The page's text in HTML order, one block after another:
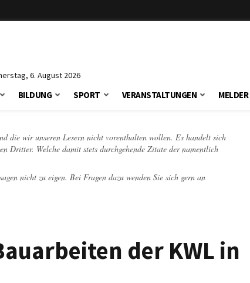
6. August 2026
BILDUNG SPORT VERANSTALTUNGEN MELDER
die wir unseren Lesern nicht vorenthalten wollen. Es handelt sich
Dritter. Welche damit stets durchgehende Zitate der namentlich
nicht zu eigen. Bei Fragen dazu wenden Sie sich gern an
der KWL in